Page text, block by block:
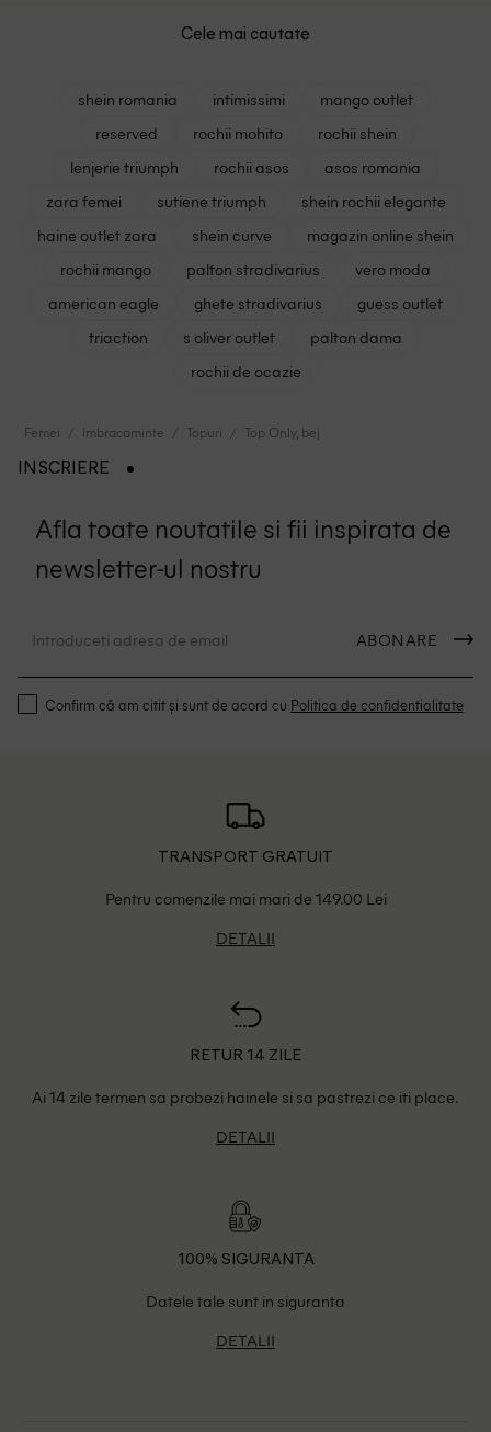
Cele mai cautate
shein romania intimissimi
mango outlet
reserved
rochii mohito
rochii shein
lenjerie triumph
rochii asos
asos romania
zara femei
sutiene triumph
shein rochii elegante
haine outlet zara
shein curve
magazin online shein
rochii mango
palton stradivarius
vero moda
american eagle
ghete stradivarius
guess outlet
triaction
s oliver outlet
palton dama
rochii de ocazie
Femei Imbracaminte Topuri Top Only, bej
INSCRIERE
Afla toate noutatile si fii inspirata de
newsletter-ul nostru
ABONARE
Confirm că am citit și sunt de acord cu Politica de confidentialitate
TRANSPORT GRATUIT
Pentru comenzile mai mari de 149.00 Lei
DETALII
RETUR 14 ZILE
Ai 14 zile termen sa probezi hainele si sa pastrezi ce iti place.
DETALII
100% SIGURANTA
Datele tale sunt in siguranta
DETALII